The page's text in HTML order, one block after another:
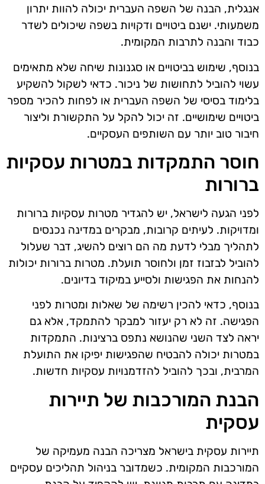
אנגלית, הבנה של השפה העברית יכולה להוות יתרון
משמעותי. ישנם ביטויים ודקויות בשפה שיכולים לשדר
כבוד והבנה לתרבות המקומית.
בנוסף, שימוש בביטויים או סגנונות שיחה שלא מתאימים
עשוי להוביל לתחושות של ניכור. כדאי לשקול להשקיע
בלימוד בסיסי של השפה העברית או לפחות להכיר מספר
ביטויים שימושיים. זה יכול להקל על התקשורת וליצור
חיבור טוב יותר עם השותפים העסקיים.
חוסר התמקדות במטרות עסקיות
ברורות
לפני הגעה לישראל, יש להגדיר מטרות עסקיות ברורות
ומדויקות. לעיתים קרובות, מבקרים במדינה נכנסים
לתהליך מבלי לדעת מה הם רוצים להשיג, דבר שעלול
להוביל לבזבוז זמן ולחוסר תועלת. מטרות ברורות יכולות
להנחות את הפגישות ולסייע במיקוד בדיונים.
בנוסף, כדאי להכין רשימה של שאלות ומטרות לפני
הפגישה. זה לא רק יעזור למבקר להתמקד, אלא גם
יראה לצד השני שהנושא נתפס ברצינות. התמקדות
במטרות יכולה להבטיח שהפגישות יפיקו את התועלת
המרבית, ובכך להוביל להזדמנויות עסקיות חדשות.
הבנת המורכבות של תיירות
עסקית
תיירות עסקית בישראל מצריכה הבנה מעמיקה של
המורכבות המקומית. כשמדובר בניהול תהליכים עסקיים